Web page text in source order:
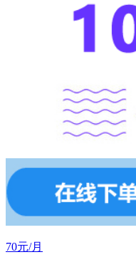
70元/月